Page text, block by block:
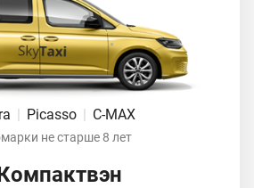
| Picasso | C-MAX
не старше 8 лет